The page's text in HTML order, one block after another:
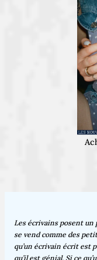
Les écrivains posent un
se vend comme des
qu’un écrivain écrit est
qu’il est génial. Si ce